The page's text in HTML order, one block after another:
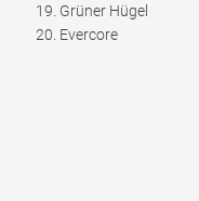
Grüner Hügel
Evercore